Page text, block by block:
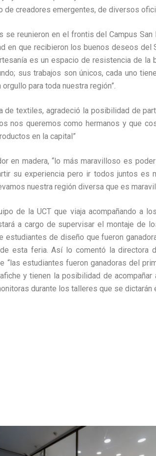
de creadores emergentes, de diversos
se reunieron en el frontis del Campus San
en que recibieron los buenos deseos del
es un espacio de resistencia de
sus trabajos son únicos, cada uno
para toda nuestra región”.
de textiles, agradeció la posibilidad de
nos queremos como hermanos y que
en la capital”
en madera, “lo más maravilloso es
su experiencia pero ir todos juntos es
nuestra región diversa que es
de la UCT que viaja acompañando a
a cargo de supervisar el montaje de
estudiantes de diseño que fueron
esta feria. Así lo comentó la directora
“las estudiantes fueron ganadoras del
y tienen la posibilidad de
durante los talleres que se dictarán